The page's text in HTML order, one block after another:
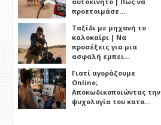
προετοιμάσε…
Ταξίδι με μηχανή το
καλοκαίρι | Να
προσέξεις για μια
ασφαλή εμπει…
Γιατί αγοράζουμε
Online;
Αποκωδικοποιώντας την
ψυχολογία του κατα…